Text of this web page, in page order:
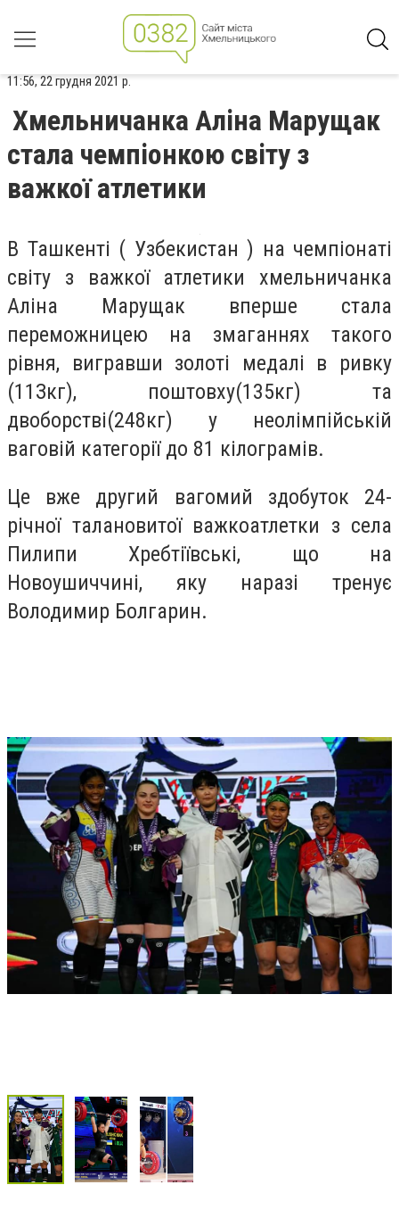
11:56, 22 грудня 2021 р.
Хмельничанка Аліна Марущак
стала чемпіонкою світу з
важкої атлетики
В Ташкенті ( Узбекистан ) на чемпіонаті
світу з важкої атлетики хмельничанка
Аліна Марущак вперше стала
переможницею на змаганнях такого
рівня, вигравши золоті медалі в ривку
(11Зкг), поштовху(135кг) та
двоборстві(248кг) у неолімпійській
ваговій категорії до 81 кілограмів.
Це вже другий вагомий здобуток 24-
річної талановитої важкоатлетки з села
Пилипи Хребтіївські, що на
Новоушиччині, яку наразі тренує
Володимир Болгарин.